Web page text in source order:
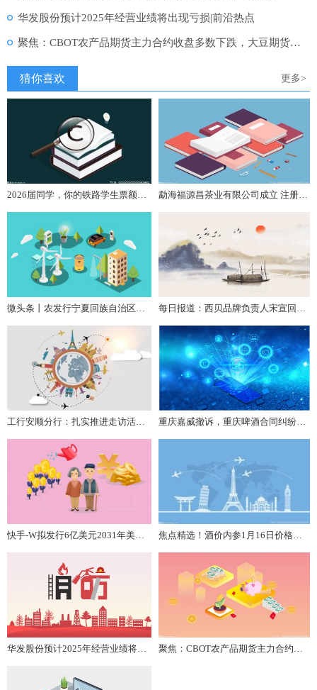
华发股份预计2025年经营业绩将出现亏损|前沿热点
聚焦：CBOT农产品期货主力合约收盘多数下跌，大豆期货涨0.96%
猜你喜欢 更多>
2026届同学，你的铁路学生票额度+2！|今头条 勐海福源昌茶业有限公司成立 注册资本10万人民币 热点评
微头条丨农发行宁夏回族自治区分行被罚111.5万元：违反金融统计管理相关规定 每日报道：西贝品牌负责人宋宣回应贾国龙：10年受恩于西贝，永远是西贝人
工行安顺分行：扎实推进走访活动 精准服务实体经济 重庆嘉威撤诉，重庆啤酒合同纠纷案终结 最新消息
快手-W拟发行6亿美元2031年美元票据、9亿美元2036年美元票据及35亿元的人民币票据 焦点精选！酒价内参1月16日价格发布 精品茅台下跌4元
华发股份预计2025年经营业绩将出现亏损|前沿热点 聚焦：CBOT农产品期货主力合约收盘多数下跌，大豆期货涨0.96%